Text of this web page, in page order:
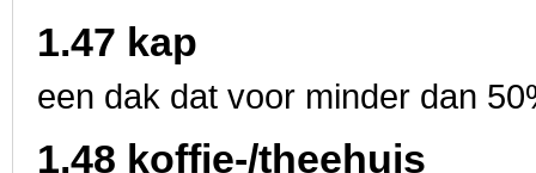
1.47 kap
een dak dat voor minder dan
1.48 koffie-/theehuis